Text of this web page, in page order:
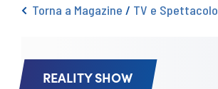
Torna a Magazine / TV e Spettacolo
REALITY SHOW